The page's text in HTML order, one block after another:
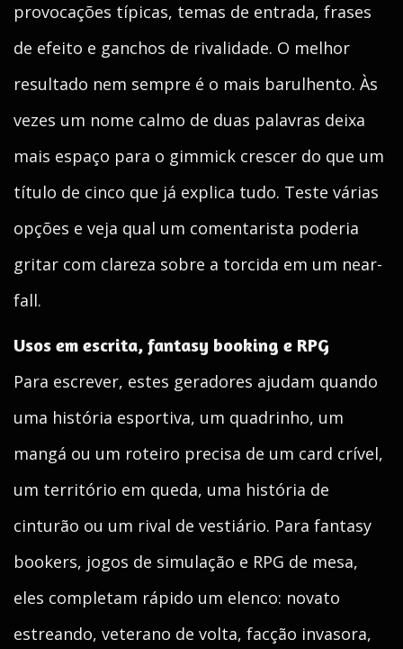
provocações típicas, temas de entrada, frases
de efeito e ganchos de rivalidade. O melhor
resultado nem sempre é o mais barulhento. Às
vezes um nome calmo de duas palavras deixa
mais espaço para o gimmick crescer do que um
título de cinco que já explica tudo. Teste várias
opções e veja qual um comentarista poderia
gritar com clareza sobre a torcida em um near-
fall.
Usos em escrita, fantasy booking e RPG
Para escrever, estes geradores ajudam quando
uma história esportiva, um quadrinho, um
mangá ou um roteiro precisa de um card crível,
um território em queda, uma história de
cinturão ou um rival de vestiário. Para fantasy
bookers, jogos de simulação e RPG de mesa,
eles completam rápido um elenco: novato
estreando, veterano de volta, facção invasora,